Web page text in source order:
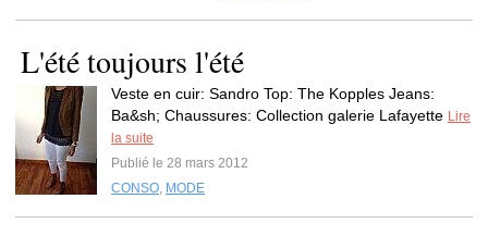
L'été toujours l'été
Veste en cuir: Sandro Top: The Kopples Jeans:
Ba&sh; Chaussures: Collection galerie Lafayette Lire
la suite
Publié le 28 mars 2012
CONSO, MODE